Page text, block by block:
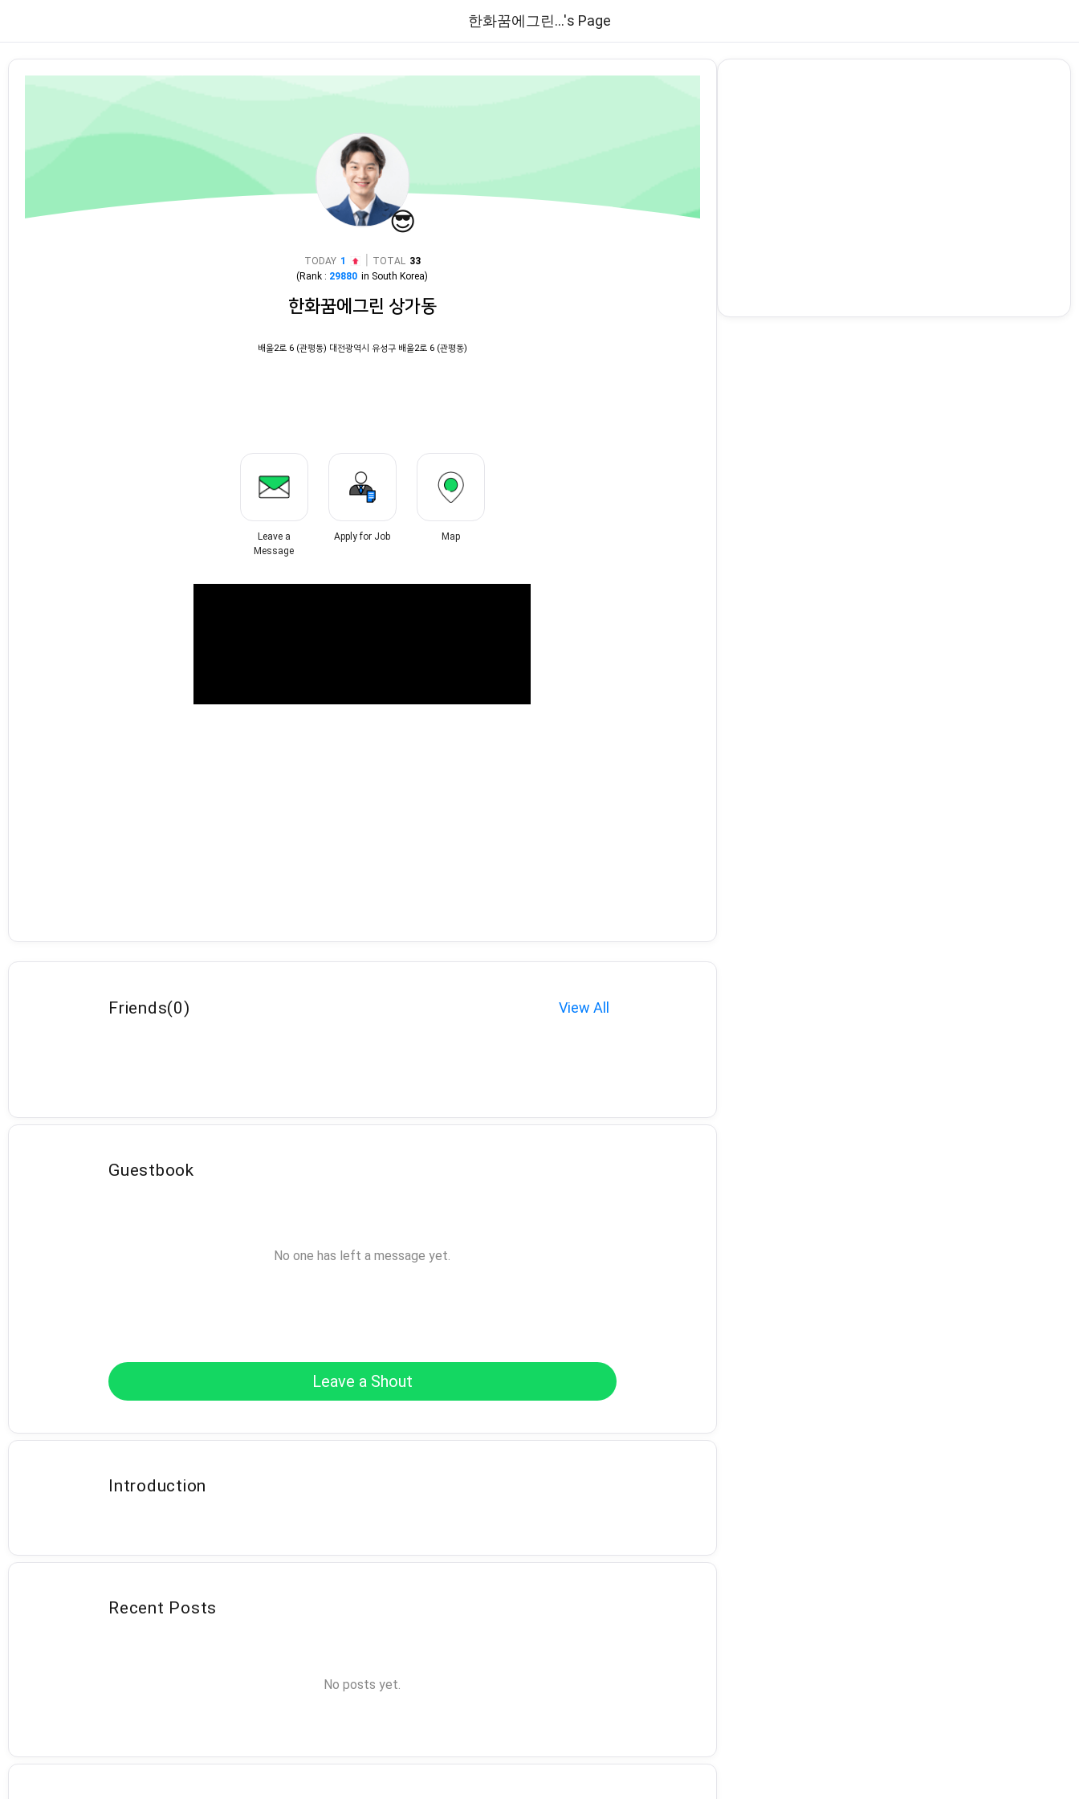
한화꿈에그린...'s Page
😎
TODAY 1 TOTAL 33
(Rank : 29880 in South Korea)
한화꿈에그린 상가동
배울2로 6 (관평동) 대전광역시 유성구 배울2로 6 (관평동)
Leave a
Message
Apply for Job Map
Friends(0) View All
Guestbook
No one has left a message yet.
Leave a Shout
Introduction
Recent Posts
No posts yet.